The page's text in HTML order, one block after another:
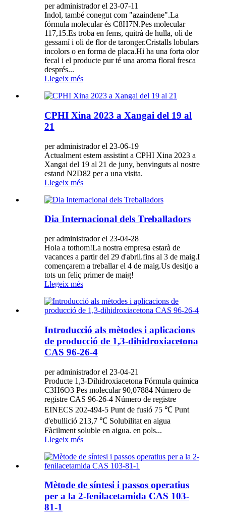
per administrador el 23-07-11
Indol, també conegut com "azaindene".La
fórmula molecular és C8H7N.Pes molecular
117,15.Es troba en fems, quitrà de hulla, oli de
gessamí i oli de flor de taronger.Cristalls lobulars
incolors o en forma de placa.Hi ha una forta olor
fecal i el producte pur té una aroma floral fresca
després...
Llegeix més
CPHI Xina 2023 a Xangai del 19 al
21
per administrador el 23-06-19
Actualment estem assistint a CPHI Xina 2023 a
Xangai del 19 al 21 de juny, benvinguts al nostre
estand N2D82 per a una visita.
Llegeix més
Dia Internacional dels Treballadors
per administrador el 23-04-28
Hola a tothom!La nostra empresa estarà de
vacances a partir del 29 d'abril.fins al 3 de maig.I
començarem a treballar el 4 de maig.Us desitjo a
tots un feliç primer de maig!
Llegeix més
Introducció als mètodes i aplicacions
de producció de 1,3-dihidroxiacetona
CAS 96-26-4
per administrador el 23-04-21
Producte 1,3-Dihidroxiacetona Fórmula química
C3H6O3 Pes molecular 90,07884 Número de
registre CAS 96-26-4 Número de registre
EINECS 202-494-5 Punt de fusió 75 ℃ Punt
d'ebullició 213,7 ℃ Solubilitat en aigua
Fàcilment soluble en aigua. en pols...
Llegeix més
Mètode de síntesi i passos operatius
per a la 2-fenilacetamida CAS 103-
81-1